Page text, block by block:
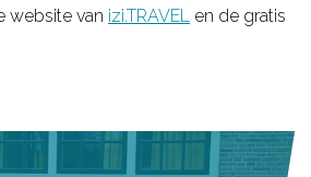
website van izi.TRAVEL en de gratis